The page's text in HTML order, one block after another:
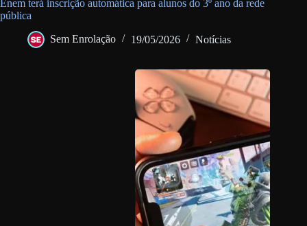
Enem terá inscrição automática para alunos do 3º ano da rede
pública
Sem Enrolação 19/05/2026 Notícias